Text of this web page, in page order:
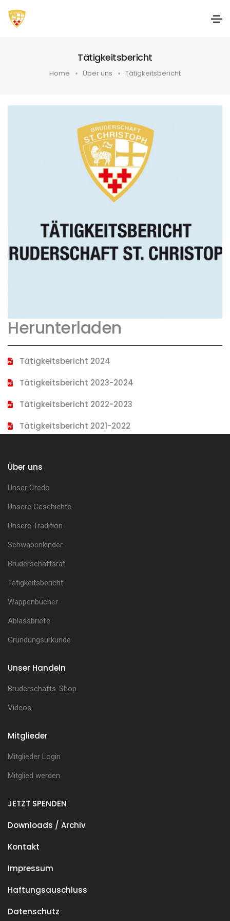
Tätigkeitsbericht
Home Über uns Tätigkeitsbericht
Tätigkeitsbericht
Überblick über die Arbeit der
Bruderschaft St. Christoph.
Herunterladen
Tätigkeitsbericht 2024
Tätigkeitsbericht 2023-2024
Tätigkeitsbericht 2022-2023
Tätigkeitsbericht 2021-2022
Über uns
Unser Credo
Unsere Geschichte
Unsere Tradition
Schwabenkinder
Bruderschaftsrat
Tätigkeitsbericht
Wappenbücher
Ablassbriefe
Gründungsurkunde
Unser Handeln
Bruderschafts-Shop
Videos
Mitglieder
Mitglieder Login
Mitglied werden
JETZT SPENDEN
Downloads / Archiv
Kontakt
Impressum
Haftungsauschluss
Datenschutz